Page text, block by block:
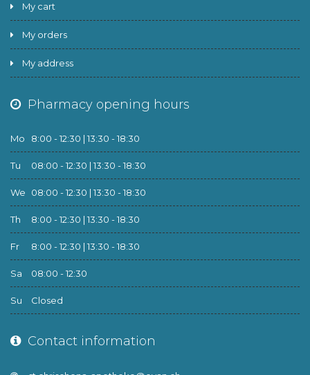
My cart
My orders
My address
Pharmacy opening hours
Mo 8:00 - 12:30 | 13:30 - 18:30
Tu 08:00 - 12:30 | 13:30 - 18:30
We 08:00 - 12:30 | 13:30 - 18:30
Th 8:00 - 12:30 | 13:30 - 18:30
Fr 8:00 - 12:30 | 13:30 - 18:30
Sa 08:00 - 12:30
Su Closed
Contact information